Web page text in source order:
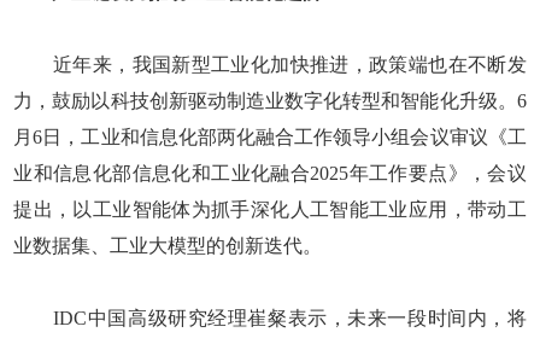
近年来，我国新型工业化加快推进，政策端也在不断发
力，鼓励以科技创新驱动制造业数字化转型和智能化升级。6
月6日，工业和信息化部两化融合工作领导小组会议审议《工
业和信息化部信息化和工业化融合2025年工作要点》，会议
提出，以工业智能体为抓手深化人工智能工业应用，带动工
业数据集、工业大模型的创新迭代。
IDC中国高级研究经理崔粲表示，未来一段时间内，将